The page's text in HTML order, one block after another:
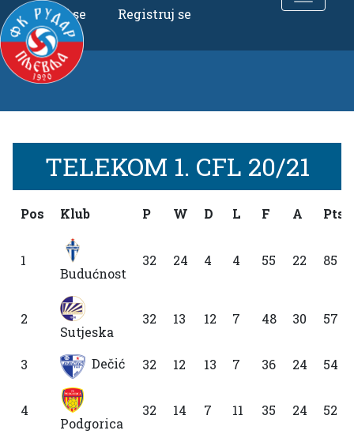
Uloguj se Registruj se
TELEKOM 1. CFL 20/21
Pos Klub P W D L F A Pts
1
Budućnost
32 24 4 4 55 22 85
2
Sutjeska
32 13 12 7 48 30 57
3 Dečić 32 12 13 7 36 24 54
4
Podgorica
32 14 7 11 35 24 52